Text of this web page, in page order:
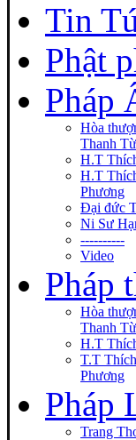
Tin
Phật
Pháp
Hòa
Thanh Từ
H.T
H.T
Phương
Đại đức
Ni Sư
----------
Video
Pháp
Hòa
Thanh Từ
H.T
T.T
Phương
Pháp
Trang